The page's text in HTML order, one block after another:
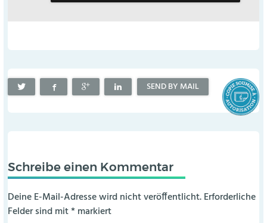
SEND BY MAIL
Schreibe einen Kommentar
Deine E-Mail-Adresse wird nicht veröffentlicht. Erforderliche
Felder sind mit*markiert